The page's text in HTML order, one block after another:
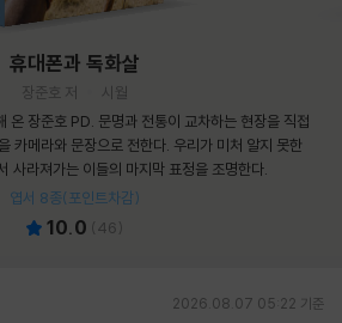
휴대폰과 독화살
장준호 저
시월
온 장준호 PD. 문명과 전통이 교차하는 현장을 직접
카메라와 문장으로 전한다. 우리가 미처 알지 못한
사라져가는 이들의 마지막 표정을 조명한다.
엽서 8종(포인트차감)
10.0 (46)
2026.08.07 05:22 기준